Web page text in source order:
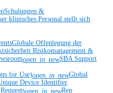
Schulungen &
klinisches Personal stellt sich
Globale Offenlegung der
Risikomanagement &
open_in_newSBA Support
for Use)open_in_newGlobal
Device Identifier
open_in_newRep